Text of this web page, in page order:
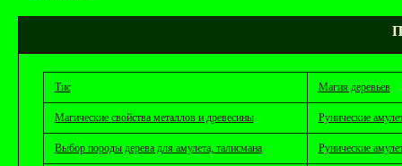
Тис Магия деревьев
Магические свойства металлов и древесины Рунические
Выбор породы дерева для амулета, талисмана Рунические